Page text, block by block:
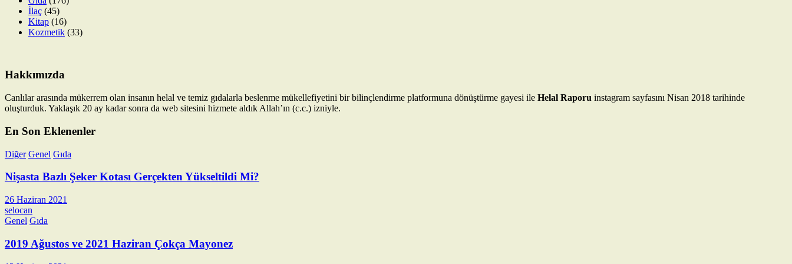
İlaç (45)
Kitap (16)
Kozmetik (33)
Hakkımızda
Canlılar arasında mükerrem olan insanın helal ve temiz gıdalarla beslenme mükellefiyetini bir bilinçlendirme platformuna dönüştürme gayesi ile Helal Raporu instagram sayfasını Nisan 2018 tarihinde
oluşturduk. Yaklaşık 20 ay kadar sonra da web sitesini hizmete aldık Allah’ın (c.c.) izniyle.
En Son Eklenenler
Diğer Genel Gıda
Nişasta Bazlı Şeker Kotası Gerçekten Yükseltildi Mi?
26 Haziran 2021
selocan
Genel Gıda
2019 Ağustos ve 2021 Haziran Çokça Mayonez